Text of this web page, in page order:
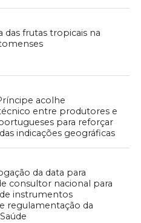
das frutas tropicais na
acolhe
entre produtores e
para reforçar
indicações geográficas
da data para
consultor nacional para
instrumentos
regulamentação da